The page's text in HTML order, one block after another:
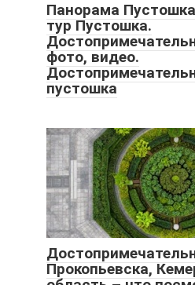
Панорама
тур Пустошка.
фото, видео.
пустошка
Прокопьевска,